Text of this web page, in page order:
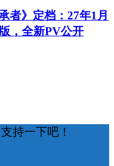
者》定档：27年1月
，全新PV公开
持一下吧！